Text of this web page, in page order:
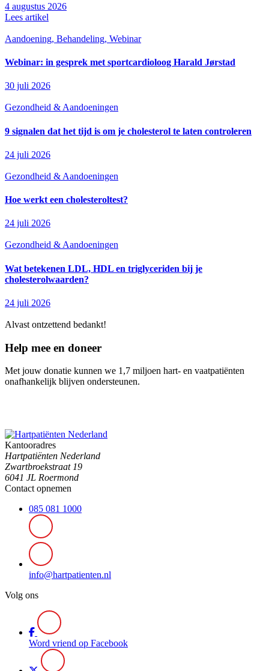
4 augustus 2026
Lees artikel
Aandoening, Behandeling, Webinar
Webinar: in gesprek met sportcardioloog Harald Jørstad
30 juli 2026
Gezondheid & Aandoeningen
9 signalen dat het tijd is om je cholesterol te laten controleren
24 juli 2026
Gezondheid & Aandoeningen
Hoe werkt een cholesteroltest?
24 juli 2026
Gezondheid & Aandoeningen
Wat betekenen LDL, HDL en triglyceriden bij je
cholesterolwaarden?
24 juli 2026
Alvast ontzettend bedankt!
Help mee en doneer
Met jouw donatie kunnen we 1,7 miljoen hart- en vaatpatiënten
onafhankelijk blijven ondersteunen.
Kantooradres
Hartpatiënten Nederland
Zwartbroekstraat 19
6041 JL Roermond
Contact opnemen
085 081 1000
info@hartpatienten.nl
Volg ons
Word vriend op Facebook